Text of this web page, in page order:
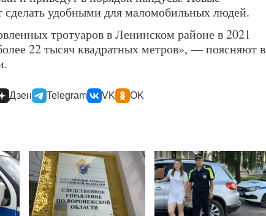
удобными для маломобильных людей.
тротуаров в Ленинском районе в 2021
22 тысяч квадратных метров», — поясняют в
Дзен Telegram VK OK